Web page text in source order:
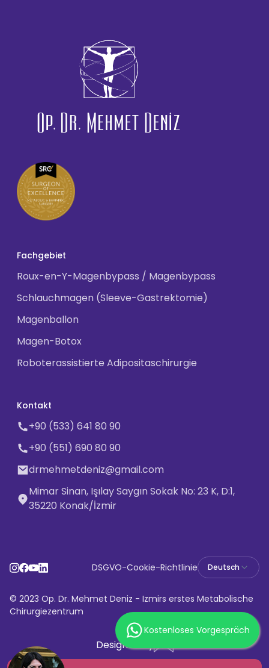
Fachgebiet
Roux-en-Y-Magenbypass / Magenbypass
Schlauchmagen (Sleeve-Gastrektomie)
Magenballon
Magen-Botox
Roboterassistierte Adipositaschirurgie
Kontakt
+90 (533) 641 80 90
+90 (551) 690 80 90
drmehmetdeniz@gmail.com
Mimar Sinan, Işılay Saygın Sokak No: 23 K, D:1,
35220 Konak/İzmir
© 2023 Op. Dr. Mehmet Deniz - Izmirs erstes Metabolische
Chirurgiezentrum
DSGVO-Cookie-Richtlinie Deutsch
Designed By
Kostenloses Vorgespräch